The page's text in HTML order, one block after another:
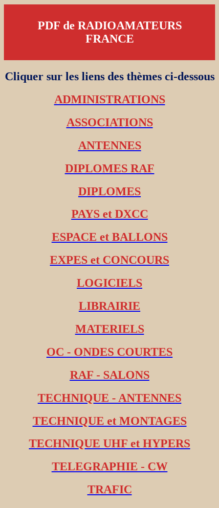
PDF de RADIOAMATEURS
FRANCE
Cliquer sur les liens des thèmes ci-dessous
ADMINISTRATIONS
ASSOCIATIONS
ANTENNES
DIPLOMES RAF
DIPLOMES
PAYS et DXCC
ESPACE et BALLONS
EXPES et CONCOURS
LOGICIELS
LIBRAIRIE
MATERIELS
OC - ONDES COURTES
RAF - SALONS
TECHNIQUE - ANTENNES
TECHNIQUE et MONTAGES
TECHNIQUE UHF et HYPERS
TELEGRAPHIE - CW
TRAFIC